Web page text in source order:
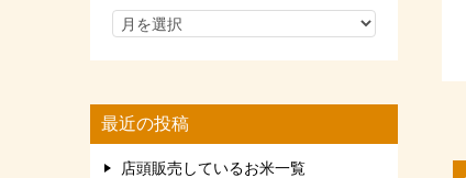
最近の投稿
店頭販売しているお米一覧